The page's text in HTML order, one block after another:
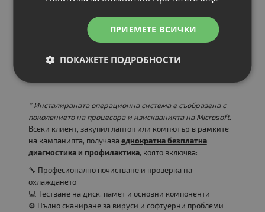
Цена:
66.00 €
129.08 лв.
* Инсталираната операционна система е съобразена с
поколението на процесора и изискванията на Microsoft.
Всеки клиент, закупил лаптоп или компютър в рамките
на кампанията, получава еднократна безплатна
диагностика и профилактика, която включва:
🔧 Професионално почистване и проверка на
охлаждането
💻 Тестване на диск, памет и основни компоненти
⚙️ Пълно сканиране за вируси и софтуерни проблеми
ПРИЕМЕТЕ ВСИЧКИ
ПОКАЖЕТЕ ПОДРОБНОСТИ